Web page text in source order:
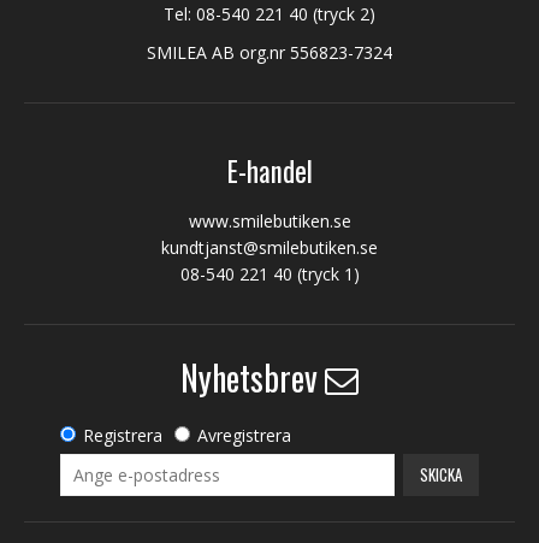
Tel: 08-540 221 40 (tryck 2)
SMILEA AB org.nr 556823-7324
E-handel
www.smilebutiken.se
kundtjanst@smilebutiken.se
08-540 221 40 (tryck 1)
Nyhetsbrev
Registrera Avregistrera
SKICKA